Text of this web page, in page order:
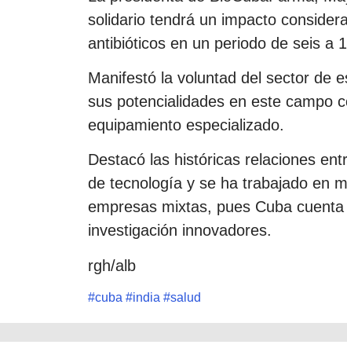
solidario tendrá un impacto
antibióticos en un periodo de seis a
Manifestó la voluntad del sector de
sus potencialidades en este campo
equipamiento especializado.
Destacó las históricas relaciones
de tecnología y se ha trabajado en
empresas mixtas, pues Cuba
investigación innovadores.
rgh/alb
#cuba #india #salud